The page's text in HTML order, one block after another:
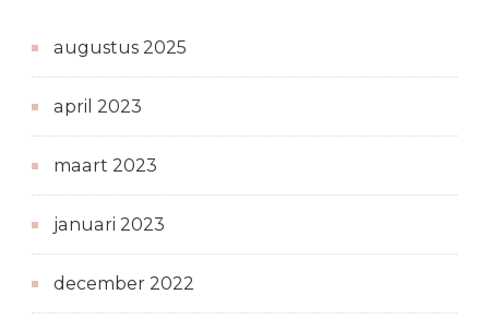
augustus 2025
april 2023
maart 2023
januari 2023
december 2022